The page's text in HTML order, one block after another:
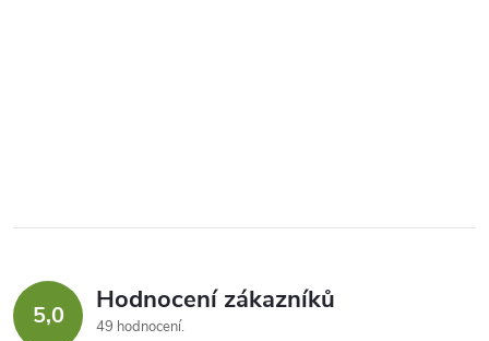
5,0 Hodnocení zákazníků
49 hodnocení